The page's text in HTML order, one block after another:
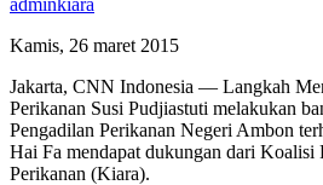
Kamis, 26 maret 2015
Jakarta, CNN Indonesia — Langkah
Perikanan Susi Pudjiastuti melakukan
Pengadilan Perikanan Negeri Ambon
Hai Fa mendapat dukungan dari
Perikanan (Kiara).